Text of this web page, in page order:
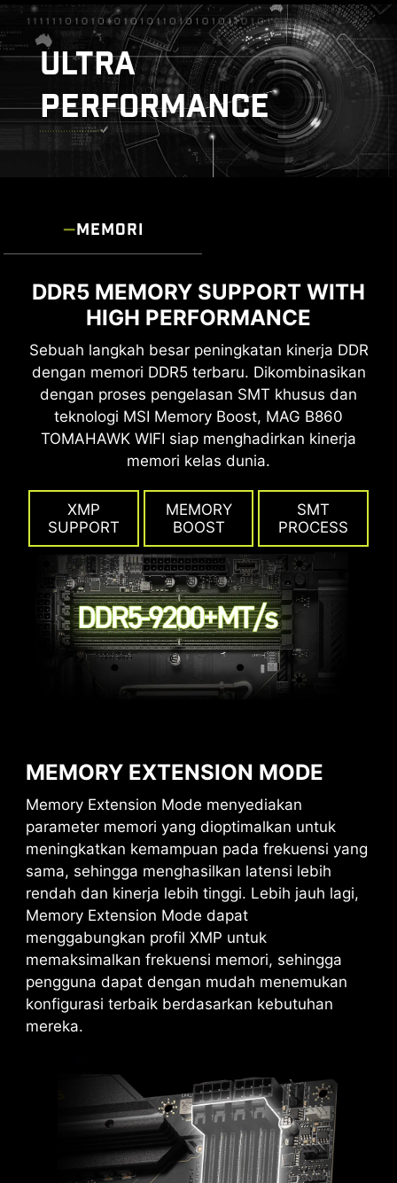
ULTRA
PERFORMANCE
MEMORI
DDR5 MEMORY SUPPORT WITH
HIGH PERFORMANCE
Sebuah langkah besar peningkatan kinerja DDR
dengan memori DDR5 terbaru. Dikombinasikan
dengan proses pengelasan SMT khusus dan
teknologi MSI Memory Boost, MAG B860
TOMAHAWK WIFI siap menghadirkan kinerja
memori kelas dunia.
XMP
SUPPORT
MEMORY
BOOST
SMT
PROCESS
MEMORY EXTENSION MODE
Memory Extension Mode menyediakan
parameter memori yang dioptimalkan untuk
meningkatkan kemampuan pada frekuensi yang
sama, sehingga menghasilkan latensi lebih
rendah dan kinerja lebih tinggi. Lebih jauh lagi,
Memory Extension Mode dapat
menggabungkan profil XMP untuk
memaksimalkan frekuensi memori, sehingga
pengguna dapat dengan mudah menemukan
konfigurasi terbaik berdasarkan kebutuhan
mereka.